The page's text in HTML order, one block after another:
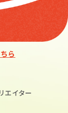
ら
エイター